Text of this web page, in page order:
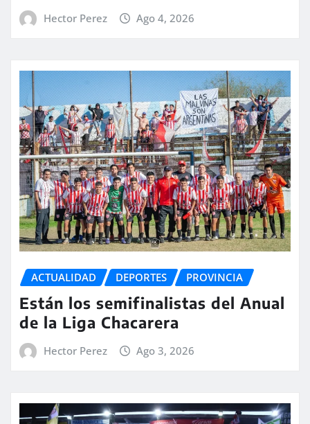
Hector Perez Ago 4, 2026
ACTUALIDAD DEPORTES PROVINCIA
Están los semifinalistas del Anual
de la Liga Chacarera
Hector Perez Ago 3, 2026